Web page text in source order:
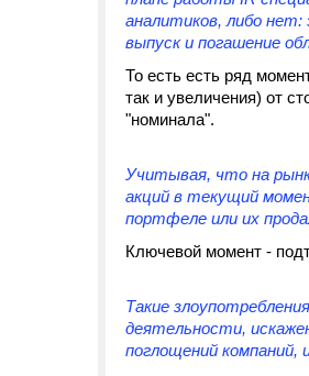
аналитиков, либо
выпуск и погашение
То есть есть ряд
так и увеличения) от
"номинала".
Учитывая, что на
акций в текущий
портфеле или их
Ключевой момент -
Такие
деятельности,
поглощений